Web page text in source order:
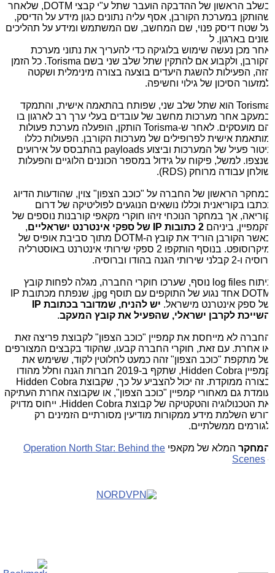
הראשון של ההדבקה הועבר שתל ע"י קבציDOTM, שלאחר
במערכת הקורבן, אסף עליה נתונים כגון מידע על הדיסק,
שטח דיסק פנוי, שם המחשב, שם המשתמש ומידע על תהליכים
בארגון. ל
מכן נעשה שימוש בלוגיקה כדי להעריך את נתוני מערכת
ולקבוע אם להתקין שתל שלב שני בשםTorisma. כל הזמן
הפעילות להשגת היעדים בוצעה בצורה מינימלית ושקטה
הסיכון של גילוי וחשיפה.
הוא שתל שלב שני, שפותח בהתאמה אישית, והתמקד
אחר מערכות מחשב של עובדים בעלי ערך רב לארגון בו
מועסקים. לאחר ש-Torismaהותקן, הופעלה מערכת פעולות
אישית לפרופילים של מערכות הקורבן. הפעולות כללו
פעיל של המערכות וביצועpayloadsבהתבסס על אירועים
למשל, פיקוח על גידול במספר הכוננים הלוגיים והפעלות
עבודה מרוחק (RDS
).
הראשון של החברה על "כוכב הצפון" צוין, שהודעות הדיוג
בקוריאנית וכללו נושאים הנוגעים לפוליטיקה של דרום
אך במחקר הנוכחי זיהו חוקרי מקאפי קורבנות נוספים של
ביניהם2 כתובות IPשל ספקי אינטרנט ישראליים,
הקורבן הוריד את קובץ ה-DOTMמתוך סביבת אופיס של
מיקרוסופט. בנוסף הותקפו 2 ספקי שירותי אינטרנט באוסטרליה
ו-2 קבלני שירותי הגנה בהודו וברוסיה.
log filesנוסף, שערכו חוקרי החברה, מגלה לפחות קובץ
אחד נגוע של התוקפים עם תוסףjpg, שנפתח מכתובתIP
ספק אינטרנט מישראל.יש להניח, שמדובר בכתובתIP
לקרבן ישראלי, שהפעיל את קובץ המעקב.
לא מייחסת את קמפיין "כוכב הצפון" לקבוצת פריצה זאת
אחרת. עם זאת, חוקרי החברה קבעו, שהקוד בקבצים המצורפים
מתקפת "כוכב הצפון" זהה כמעט לחלוטין לקוד, ששימש את
Hidden Cobra
, שתקף ב-2019 חברות הגנה וחלל מהודו
ממוקדת. זה יכול להצביע על כך, שקבוצתHidden Cobra
גם מאחורי קמפיין "כוכב הצפון", או שקבוצה אחרת העתיקה
הטכנולוגיה והטקטיקה של קבוצתHidden Cobra . ייחוס מדויק
השלמת מידע ממקורות מודיעין מסורתיים הזמינים רק
ממשלתיים.
המלא של מקאפיOperation North Star: Behind the
Scenes